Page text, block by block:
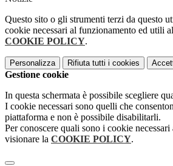
Questo sito o gli strumenti terzi da questo
cookie necessari al funzionamento ed utili
COOKIE POLICY.
Personalizza Rifiuta tutti i cookies
Gestione cookie
In questa schermata è possibile scegliere
I cookie necessari sono quelli che
piattaforma e non è possibile disabilitarli.
Per conoscere quali sono i cookie
visionare la COOKIE POLICY.